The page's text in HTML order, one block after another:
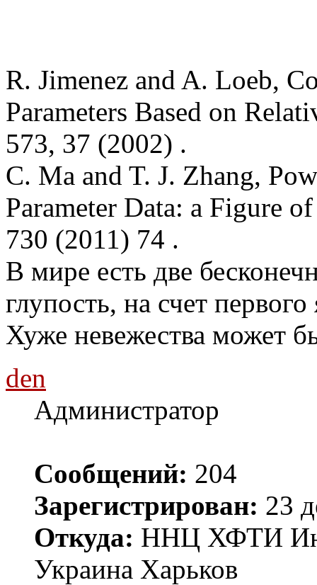
R. Jimenez and A. Loeb,
Parameters Based on
573, 37 (2002) .
C. Ma and T. J. Zhang,
Parameter Data: a Figure
730 (2011) 74 .
В мире есть две
глупость, на счет
Хуже невежества может
den
Администратор
Сообщений: 204
Зарегистрирован: 23
Откуда: ННЦ ХФТИ
Украина Харьков